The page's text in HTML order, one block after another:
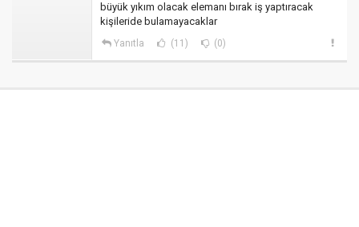
büyük yıkım olacak elemanı bırak iş yaptıracak
kişileride bulamayacaklar
Yanıtla (11) (0)